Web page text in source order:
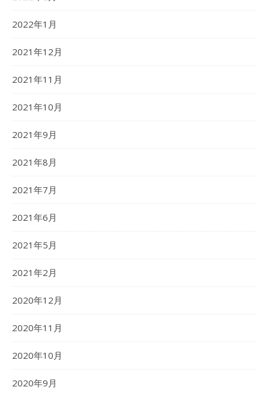
2022年1月
2021年12月
2021年11月
2021年10月
2021年9月
2021年8月
2021年7月
2021年6月
2021年5月
2021年2月
2020年12月
2020年11月
2020年10月
2020年9月